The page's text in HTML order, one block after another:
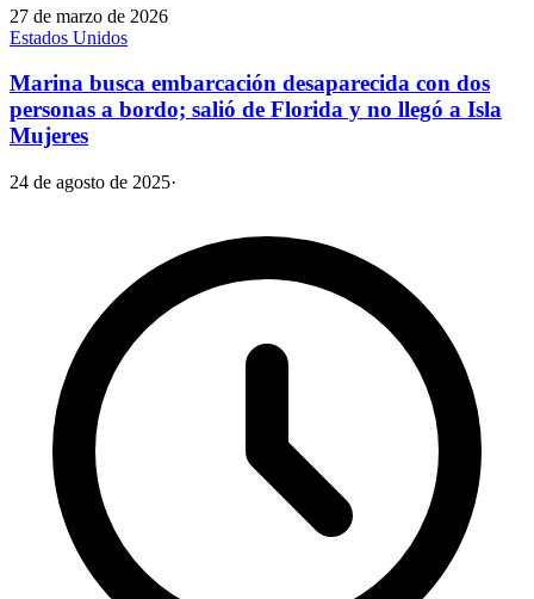
27 de marzo de 2026
Estados Unidos
Marina busca embarcación desaparecida con dos
personas a bordo; salió de Florida y no llegó a Isla
Mujeres
24 de agosto de 2025·